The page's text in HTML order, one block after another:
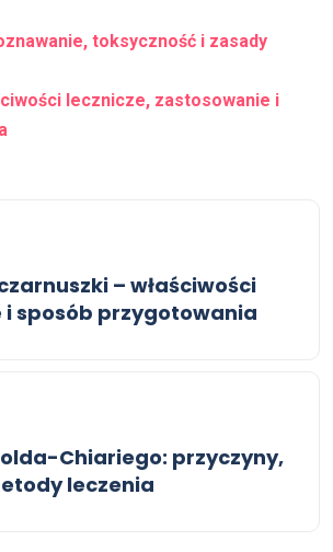
toksyczność i zasady
lecznicze, zastosowanie i
– właściwości
sposób przygotowania
Chiariego: przyczyny,
leczenia